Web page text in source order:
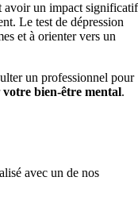
avoir un impact significatif
Le test de dépression
et à orienter vers un
un professionnel pour
votre bien-être mental.
avec un de nos